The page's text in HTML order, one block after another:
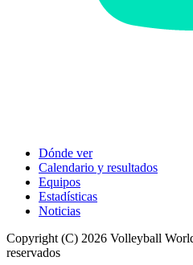
Dónde ver
Calendario y resultados
Equipos
Estadísticas
Noticias
Copyright (C) 2026 Volleyball
reservados